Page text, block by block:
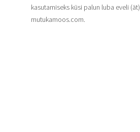
kasutamiseks küsi palun luba eveli (ät)
mutukamoos.com.